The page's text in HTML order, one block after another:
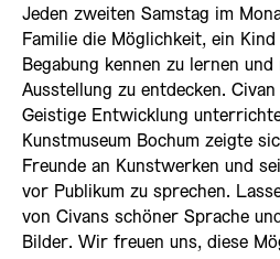
Jeden zweiten Samstag im
Familie die Möglichkeit, ein
Begabung kennen zu lernen
Ausstellung zu entdecken.
Geistige Entwicklung
Kunstmuseum Bochum zeigte
Freunde an Kunstwerken und
vor Publikum zu sprechen.
von Civans schöner Sprache
Bilder. Wir freuen uns, diese